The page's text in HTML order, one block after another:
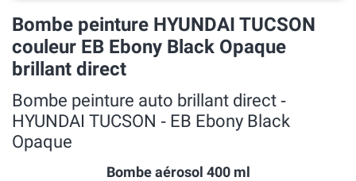
Bombe peinture HYUNDAI TUCSON
couleur EB Ebony Black Opaque
brillant direct
Bombe peinture auto brillant direct ‐
HYUNDAI TUCSON ‐ EB Ebony Black
Opaque
Bombe aérosol 400 ml